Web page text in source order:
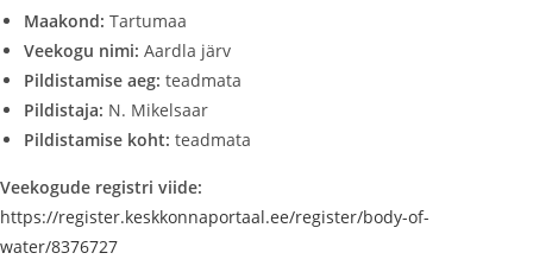
Maakond: Tartumaa
Veekogu nimi: Aardla järv
Pildistamise aeg: teadmata
Pildistaja: N. Mikelsaar
Pildistamise koht: teadmata
Veekogude registri viide:
https://register.keskkonnaportaal.ee/register/body-of-
water/8376727